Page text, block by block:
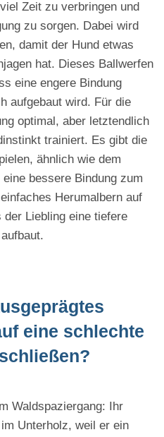
Zeit zu verbringen und
zu sorgen. Dabei wird
damit der Hund etwas
hat. Dieses Ballwerfen
eine engere Bindung
aufgebaut wird. Für die
optimal, aber letztendlich
trainiert. Es gibt die
ähnlich wie dem
bessere Bindung zum
Herumalbern auf
Liebling eine tiefere
eine schlechte
Waldspaziergang: Ihr
Unterholz, weil er ein